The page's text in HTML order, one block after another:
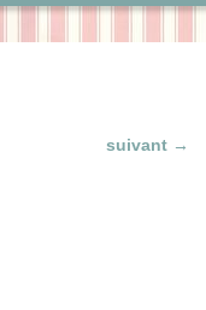
suivant →